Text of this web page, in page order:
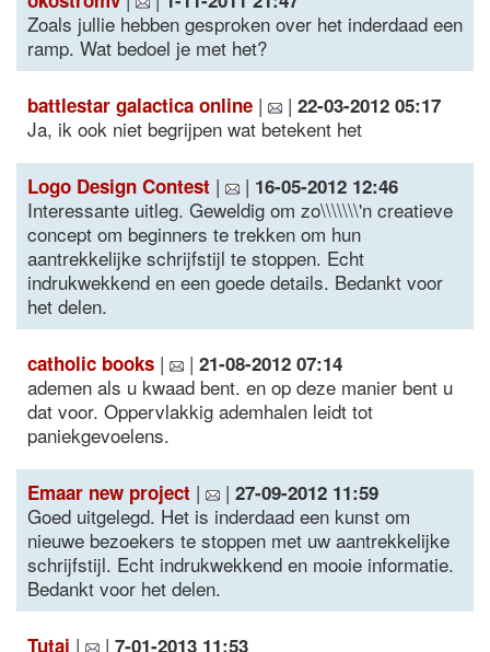
Zoals jullie hebben gesproken over het inderdaad een
ramp. Wat bedoel je met het?
battlestar galactica online | | 22-03-2012 05:17
Ja, ik ook niet begrijpen wat betekent het
Logo Design Contest | | 16-05-2012 12:46
Interessante uitleg. Geweldig om zo\\\\\\\'n creatieve
concept om beginners te trekken om hun
aantrekkelijke schrijfstijl te stoppen. Echt
indrukwekkend en een goede details. Bedankt voor
het delen.
catholic books | | 21-08-2012 07:14
ademen als u kwaad bent. en op deze manier bent u
dat voor. Oppervlakkig ademhalen leidt tot
paniekgevoelens.
Emaar new project | | 27-09-2012 11:59
Goed uitgelegd. Het is inderdaad een kunst om
nieuwe bezoekers te stoppen met uw aantrekkelijke
schrijfstijl. Echt indrukwekkend en mooie informatie.
Bedankt voor het delen.
Tutaj | | 7-01-2013 11:53